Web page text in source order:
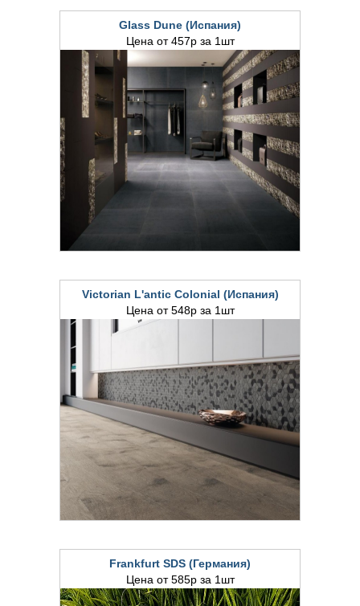
Glass Dune (Испания)
Цена от 457р за 1шт
Victorian L'antic Colonial (Испания)
Цена от 548р за 1шт
Frankfurt SDS (Германия)
Цена от 585р за 1шт